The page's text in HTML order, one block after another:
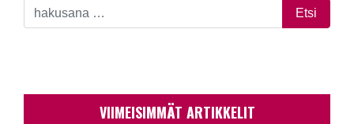
VIIMEISIMMÄT ARTIKKELIT